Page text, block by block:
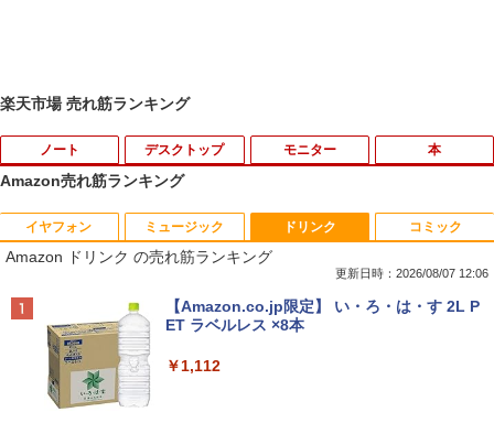
楽天市場 売れ筋ランキング
ノート
1
【楽天1位常連】【新品】 2026年最新モ
デル ノートパソコン パソコン JIS 日本
語キーボード 第14世代CPU搭載 Windo
ws11 第13世代CPU搭載 14.1/15.6インチ
ワイド液晶 フルHD cpu N95/N5095/N34
50 メモリ 8GB 12GB 16GB 32GB SSD
設定済
デスクトップ
1
HP EliteDesk800 G4 SFF オフィス付き
Corei5-8500 / メモリ16GB / HDD500GB
windows11 Pro 中古 デスクトップパソ
コン オプション変更可能（ 32GB / 64G
B / M.2 SSD 512GB~1TB Windows10 O
S 選択可能）
￥28,800
モニター
1
DELL デル・テクノロジーズ Dell Pro 2
3.8 ディスプレイ E2425HM 【法人限
￥12,700
本
1
角川まんが学習シリーズ 世界の歴史
全20巻定番セット [ 羽田 正 ]
￥24,200
途上の王国 一号線を北上せよ モロッ
Amazon売れ筋ランキング
イヤフォン
Anker Soundcore P40i オフホワイト
ミュージック
BRUCE WAYNE feat. Flo Milli, ATL Jacob
[Explicit]
￥250
ドリンク
Amazon ドリンク の売れ筋ランキング
更新日時：2026/08/07 12:06
【Amazon.co.jp限定】 い・ろ・は・す 2L P
ET ラベルレス ×8本
￥1,112
コミック